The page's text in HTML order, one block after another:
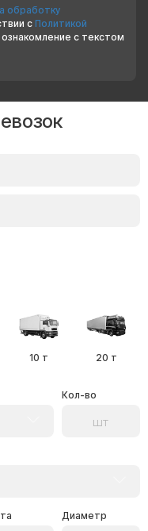
обработку
с Политикой
ознакомление с текстом
10 т 20 т
Кол-во
Диаметр